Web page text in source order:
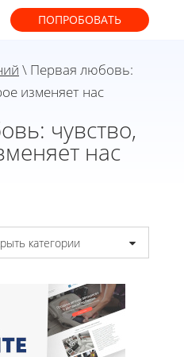
ПОПРОБОВАТЬ
\ Первая любовь:
изменяет нас
чувство,
нас
категории